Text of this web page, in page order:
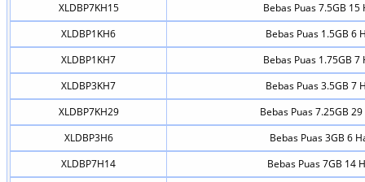
XLDBP7KH15
Bebas Puas 7.5GB 15
XLDBP1KH6
Bebas Puas 1.5GB 6
XLDBP1KH7
Bebas Puas 1.75GB 7
XLDBP3KH7
Bebas Puas 3.5GB 7
XLDBP7KH29
Bebas Puas 7.25GB
XLDBP3H6
Bebas Puas 3GB 6
XLDBP7H14
Bebas Puas 7GB 14